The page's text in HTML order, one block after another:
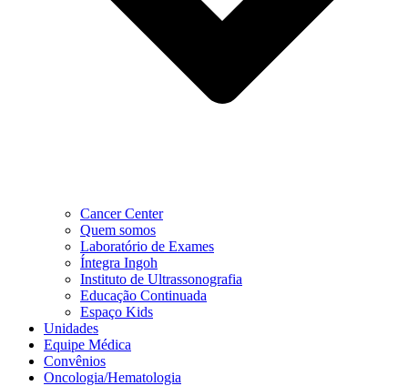
Cancer Center
Quem somos
Laboratório de Exames
Íntegra Ingoh
Instituto de Ultrassonografia
Educação Continuada
Espaço Kids
Unidades
Equipe Médica
Convênios
Oncologia/Hematologia